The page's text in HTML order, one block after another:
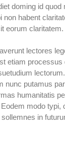
doming id
habent
eorum claritatem.
lectores
etiam
nunc putamus
humanitatis
modo typi,
in